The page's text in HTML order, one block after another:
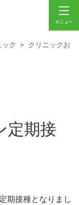
ク >
クリニックお
定期接
期接種となりまし